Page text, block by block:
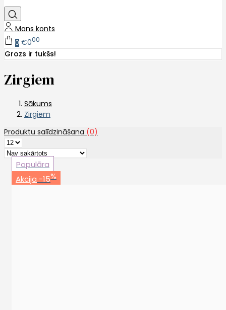
Mans konts
0 €000
Grozs ir tukšs!
Zirgiem
Sākums
Zirgiem
Produktu salīdzināšana (0)
Populāra
Akcija -15%